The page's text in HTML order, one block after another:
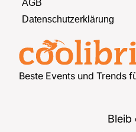
Beste Events und Trends
AGB
Datenschutzerklärung
Bleib